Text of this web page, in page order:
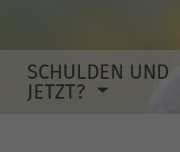
SCHULDEN UND
JETZT?